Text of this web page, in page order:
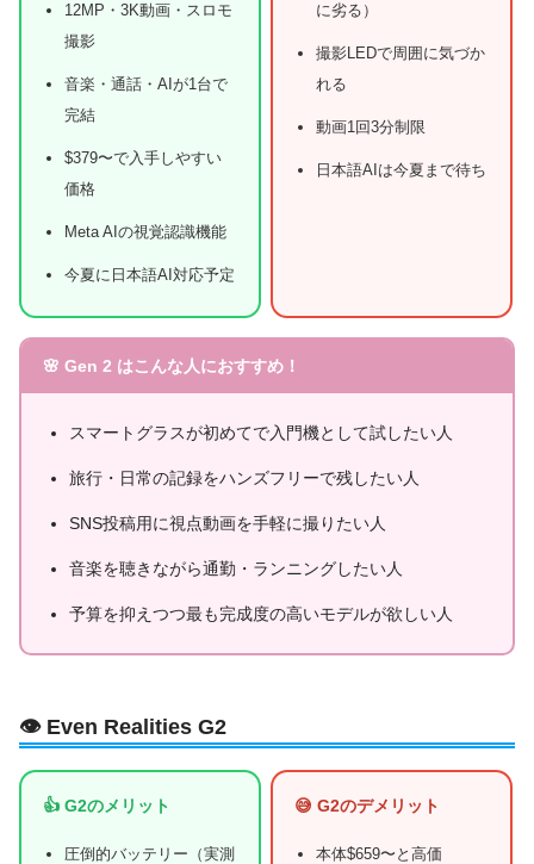
12MP・3K動画・スロモ
撮影
音楽・通話・AIが1台で
完結
$379〜で入手しやすい
価格
Meta AIの視覚認識機能
今夏に日本語AI対応予定
に劣る）
撮影LEDで周囲に気づか
れる
動画1回3分制限
日本語AIは今夏まで待ち
🌸 Gen 2 はこんな人におすすめ！
スマートグラスが初めてで入門機として試したい人
旅行・日常の記録をハンズフリーで残したい人
SNS投稿用に視点動画を手軽に撮りたい人
音楽を聴きながら通勤・ランニングしたい人
予算を抑えつつ最も完成度の高いモデルが欲しい人
👁️ Even Realities G2
👍 G2のメリット
圧倒的バッテリー（実測
😅 G2のデメリット
本体$659〜と高価